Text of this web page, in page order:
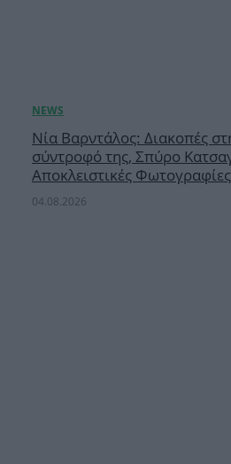
Νία Βαρντάλος: Διακοπές
σύντροφό της, Σπύρο
Αποκλειστικές Φωτογραφίες
04.08.2026